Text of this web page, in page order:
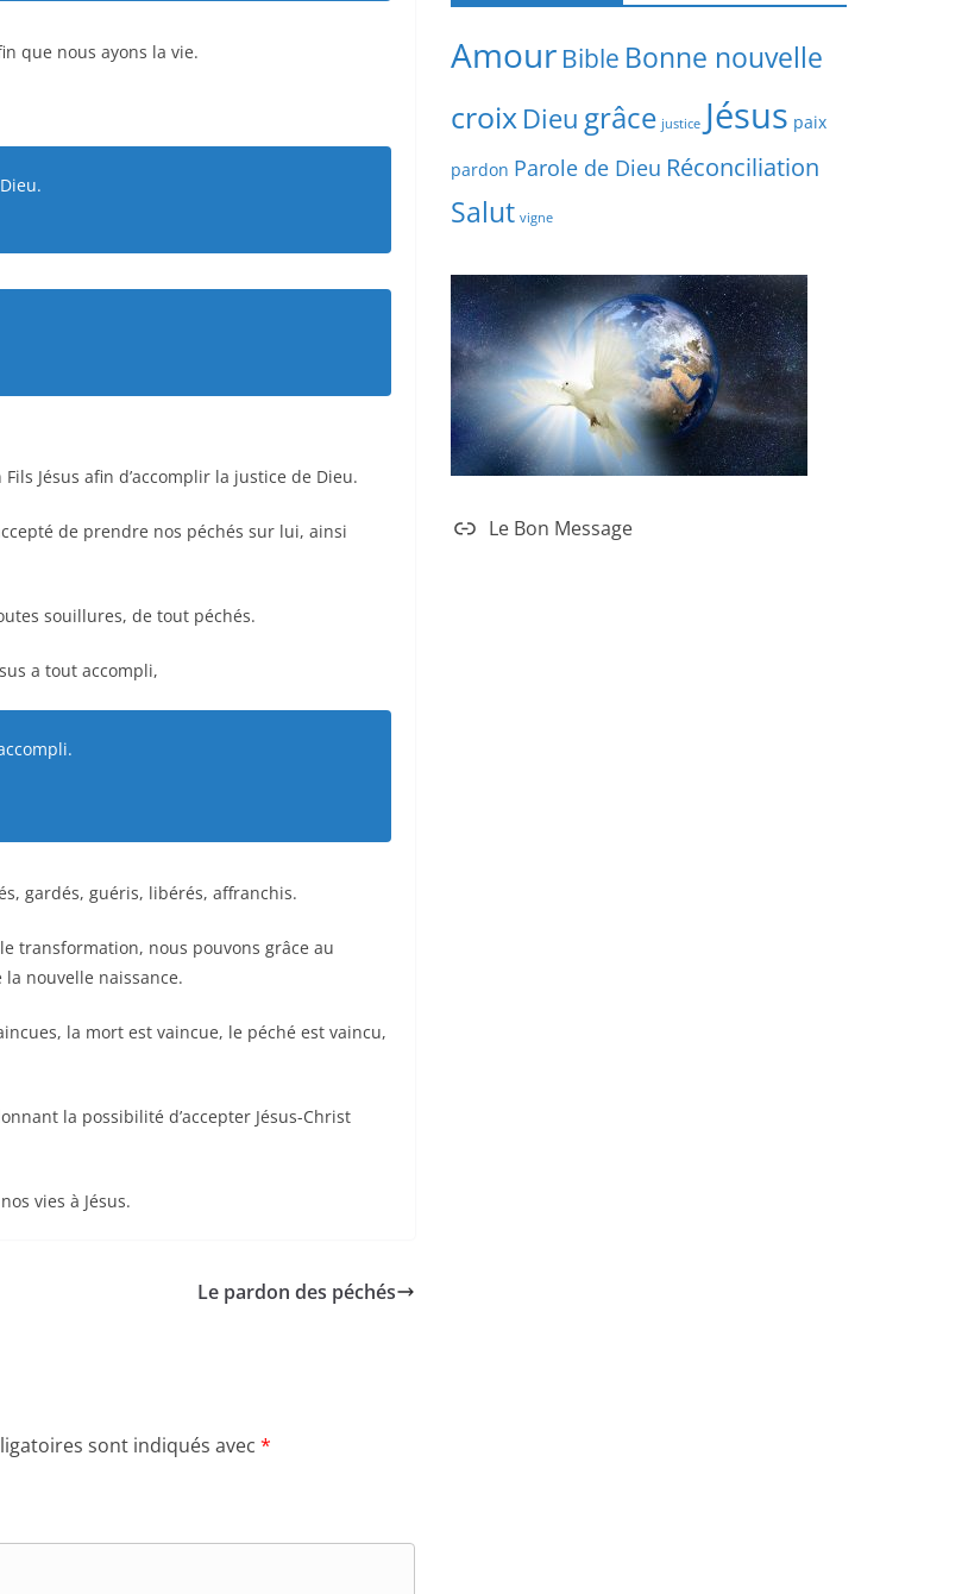
que nous ayons la vie.
Jésus afin d’accomplir la justice de Dieu.
de prendre nos péchés sur lui, ainsi
souillures, de tout péchés.
a tout accompli,
gardés, guéris, libérés, affranchis.
transformation, nous pouvons grâce au
nouvelle naissance.
la mort est vaincue, le péché est vaincu,
la possibilité d’accepter Jésus-Christ
vies à Jésus.
Le pardon des péchés
sont indiqués avec *
Amour Bible Bonne nouvelle
croix Dieu grâce justice Jésus paix
pardon Parole de Dieu Réconciliation
Salut vigne
Le Bon Message